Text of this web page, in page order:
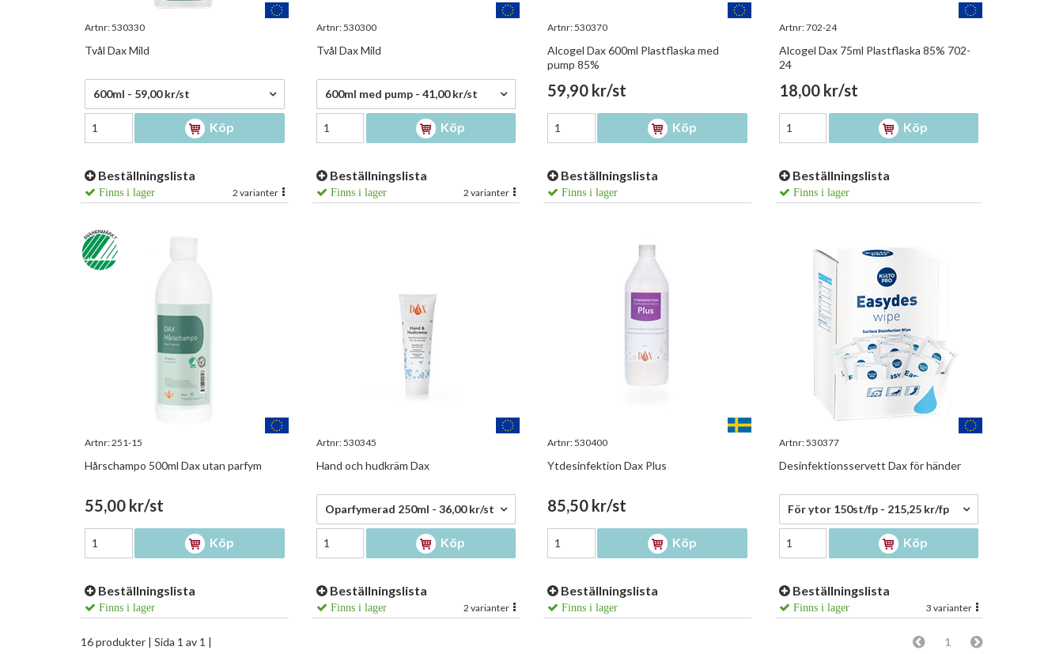
Artnr:530330
Tvål Dax Mild
59,00 kr/st
600ml - 59,00 kr/st
Köp
Beställningslista
Finns i lager 2 varianter
Artnr:530300
Tvål Dax Mild
41,00 kr/st
600ml med pump - 41,00 kr/st
Köp
Beställningslista
Finns i lager 2 varianter
Artnr:530370
Alcogel Dax 600ml Plastflaska med
pump 85%
59,90 kr/st
Köp
Beställningslista
Finns i lager
Artnr:702-24
Alcogel Dax 75ml Plastflaska 85% 702-
24
18,00 kr/st
Köp
Beställningslista
Finns i lager
Artnr:251-15
Hårschampo 500ml Dax utan parfym
55,00 kr/st
Köp
Beställningslista
Finns i lager
Artnr:530345
Hand och hudkräm Dax
36,00 kr/st
Oparfymerad 250ml - 36,00 kr/st
Köp
Beställningslista
Finns i lager 2 varianter
Artnr:530400
Ytdesinfektion Dax Plus
85,50 kr/st
Köp
Beställningslista
Finns i lager
Artnr:530377
Desinfektionsservett Dax för händer
215,25 kr/fp
För ytor 150st/fp - 215,25 kr/fp
Köp
Beställningslista
Finns i lager 3 varianter
16 produkter | Sida 1 av 1 | 1